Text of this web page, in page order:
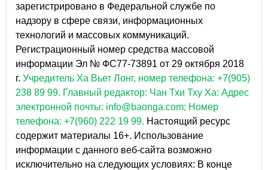
зарегистрировано в Федеральной службе по
надзору в сфере связи, информационных
технологий и массовых коммуникаций.
Регистрационный номер средства массовой
информации Эл № ФС77-73891 от 29 октября 2018
г. Учредитель Ха Вьет Лонг, номер телефона: +7(905)
238 89 99. Главный редактор: Чан Тхи Тху Ха: Адрес
электронной почты: info@baonga.com; Номер
телефона: +7(960) 222 19 99. Настоящий ресурс
содержит материалы 16+. Использование
информации с данного веб-сайта возможно
исключительно на следующих условиях: В конце